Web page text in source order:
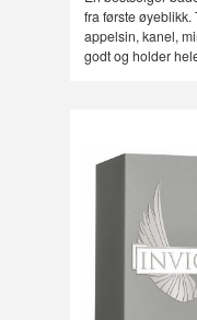
fra første øyeblikk.
appelsin, kanel,
godt og holder